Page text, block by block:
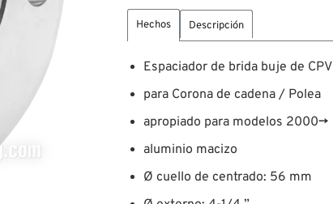
Hechos Descripción
Espaciador de brida buje de CPV
para Corona de cadena / Polea
apropiado para modelos 2000→
aluminio macizo
Ø cuello de centrado: 56 mm